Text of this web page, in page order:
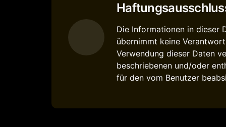
Die Informationen in dieser
übernimmt keine
Verwendung dieser Daten
beschriebenen und/oder
für den vom Benutzer